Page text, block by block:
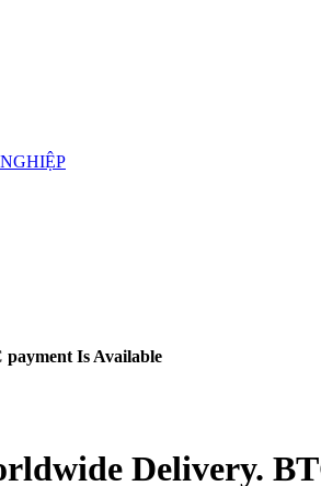
Is Available
Delivery.